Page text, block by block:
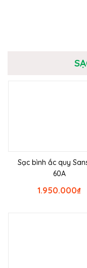
Sạc bình ắc quy
60A
₫
1.950.000